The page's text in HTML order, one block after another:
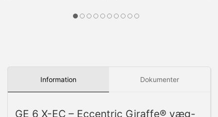
Information Dokumenter
GE 6 X-EC – Eccentric Giraffe® væg-